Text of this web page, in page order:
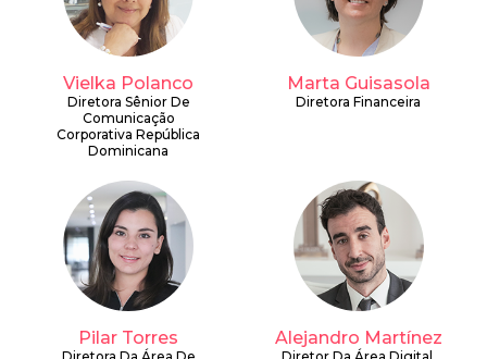
Vielka Polanco
Diretora Sênior De
Comunicação
Corporativa República
Dominicana
Marta Guisasola
Diretora Financeira
Pilar Torres Alejandro Martínez